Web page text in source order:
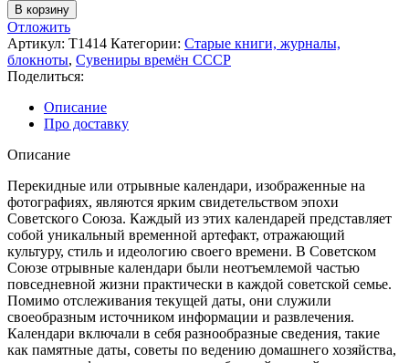
В корзину
Отложить
Артикул: Т1414 Категории: Старые книги, журналы,
блокноты, Сувениры времён СССР
Поделиться:
Описание
Про доставку
Описание
Перекидные или отрывные календари, изображенные на
фотографиях, являются ярким свидетельством эпохи
Советского Союза. Каждый из этих календарей представляет
собой уникальный временной артефакт, отражающий
культуру, стиль и идеологию своего времени. В Советском
Союзе отрывные календари были неотъемлемой частью
повседневной жизни практически в каждой советской семье.
Помимо отслеживания текущей даты, они служили
своеобразным источником информации и развлечения.
Календари включали в себя разнообразные сведения, такие
как памятные даты, советы по ведению домашнего хозяйства,